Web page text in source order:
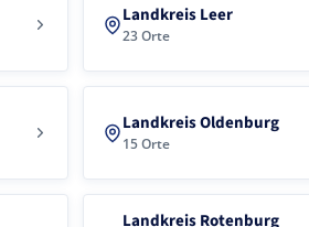
Landkreis Leer
23 Orte
Landkreis Oldenburg
15 Orte
Landkreis Rotenburg